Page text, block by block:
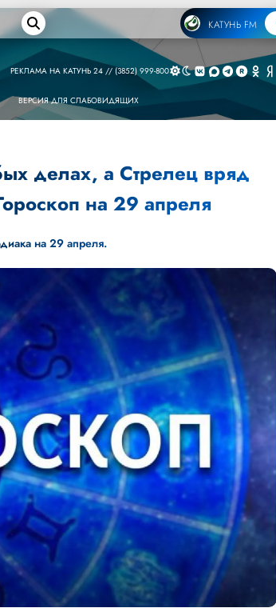
КАТУНЬ FM
РЕКЛАМА НА КАТУНЬ 24 // (3852) 999-800
ВЕРСИЯ ДЛЯ СЛАБОВИДЯЩИХ
делах, а Стрелец вряд
на 29 апреля
на 29 апреля.